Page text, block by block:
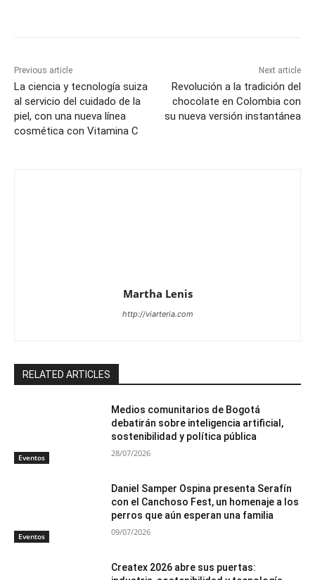
Previous article
La ciencia y tecnología suiza
al servicio del cuidado de la
piel, con una nueva línea
cosmética con Vitamina C
Next article
Revolución a la tradición del
chocolate en Colombia con
su nueva versión instantánea
Martha Lenis
http://viarteria.com
RELATED ARTICLES
Eventos
Medios comunitarios de Bogotá
debatirán sobre inteligencia artificial,
sostenibilidad y política pública
28/07/2026
Eventos
Daniel Samper Ospina presenta Serafín
con el Canchoso Fest, un homenaje a los
perros que aún esperan una familia
09/07/2026
Createx 2026 abre sus puertas: